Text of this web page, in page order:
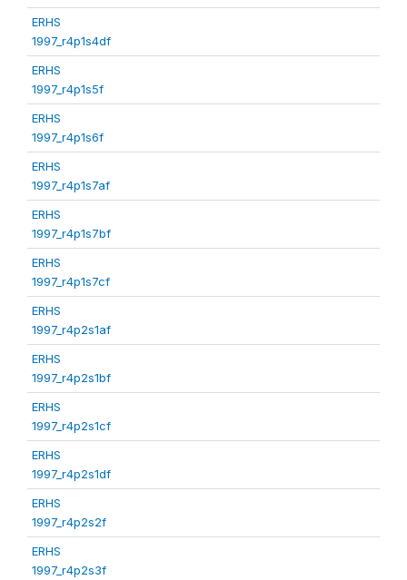
ERHS
1997_r4p1s4df
ERHS
1997_r4p1s5f
ERHS
1997_r4p1s6f
ERHS
1997_r4p1s7af
ERHS
1997_r4p1s7bf
ERHS
1997_r4p1s7cf
ERHS
1997_r4p2s1af
ERHS
1997_r4p2s1bf
ERHS
1997_r4p2s1cf
ERHS
1997_r4p2s1df
ERHS
1997_r4p2s2f
ERHS
1997_r4p2s3f